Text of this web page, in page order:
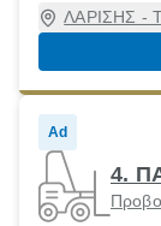
ΛΑΡΙΣΗΣ -
Ad
4.